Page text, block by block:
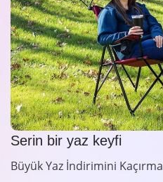
Serin bir yaz keyfi
Büyük Yaz İndirimini Kaçırma